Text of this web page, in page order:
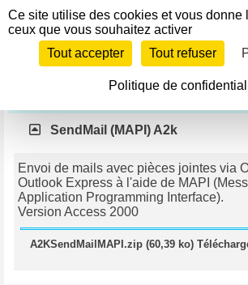
Télécharger
Si le lien ne fonctionne pas, contactez
SendMail (MAPI) A2k
Envoi de mails avec pièces jointes via
Outlook Express à l'aide de MAPI
Application Programming Interface).
Version Access 2000
A2KSendMailMAPI.zip (60,39 ko)
Panneau de gestion des cookies
Ce site utilise des cookies et vous donne
ceux que vous souhaitez activer
Tout accepter
Tout refuser
Politique de